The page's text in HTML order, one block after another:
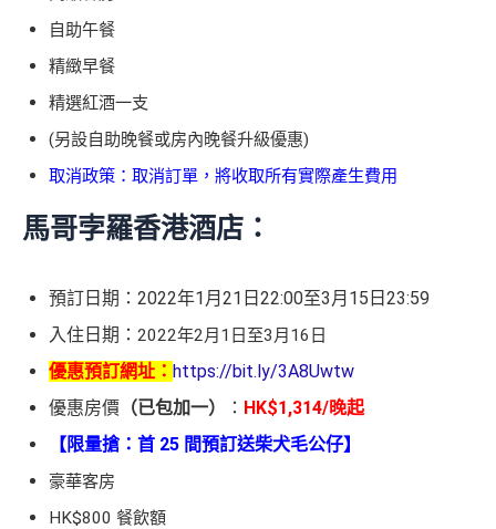
自助午餐
精緻早餐
精選紅酒一支
(另設自助晚餐或房內晚餐升級優惠)
取消政策：取消訂單，將收取所有實際產生費用
馬哥孛羅香港酒店：
預訂日期：2022年1月21日22:00至3月15日23:59
入住日期： 2022年2月1日至3月16日
優惠預訂網址： https://bit.ly/3A8Uwtw
優惠房價 （已包加一） ： HK$1,314/晚起
【限量搶：首 25 間預訂送柴犬毛公仔】
豪華客房
HK$800 餐飲額